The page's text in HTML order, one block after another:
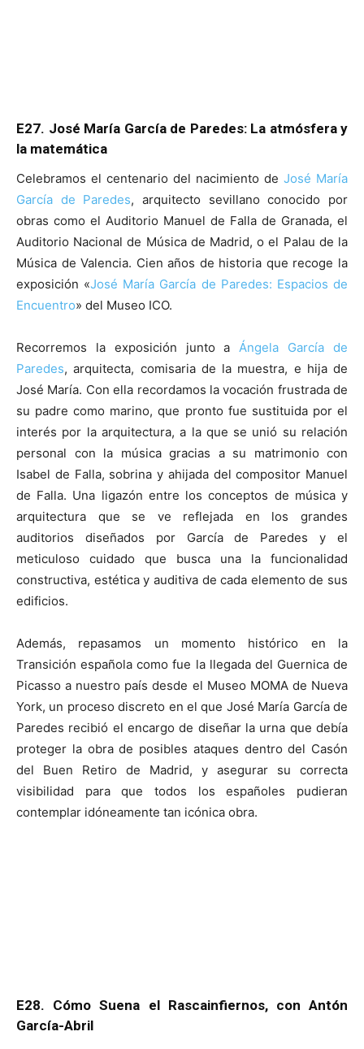
E27. José María García de Paredes: La atmósfera y
la matemática
Celebramos el centenario del nacimiento de José María
García de Paredes, arquitecto sevillano conocido por
obras como el Auditorio Manuel de Falla de Granada, el
Auditorio Nacional de Música de Madrid, o el Palau de la
Música de Valencia. Cien años de historia que recoge la
exposición «José María García de Paredes: Espacios de
Encuentro» del Museo ICO.
Recorremos la exposición junto a Ángela García de
Paredes, arquitecta, comisaria de la muestra, e hija de
José María. Con ella recordamos la vocación frustrada de
su padre como marino, que pronto fue sustituida por el
interés por la arquitectura, a la que se unió su relación
personal con la música gracias a su matrimonio con
Isabel de Falla, sobrina y ahijada del compositor Manuel
de Falla. Una ligazón entre los conceptos de música y
arquitectura que se ve reflejada en los grandes
auditorios diseñados por García de Paredes y el
meticuloso cuidado que busca una la funcionalidad
constructiva, estética y auditiva de cada elemento de sus
edificios.
Además, repasamos un momento histórico en la
Transición española como fue la llegada del Guernica de
Picasso a nuestro país desde el Museo MOMA de Nueva
York, un proceso discreto en el que José María García de
Paredes recibió el encargo de diseñar la urna que debía
proteger la obra de posibles ataques dentro del Casón
del Buen Retiro de Madrid, y asegurar su correcta
visibilidad para que todos los españoles pudieran
contemplar idóneamente tan icónica obra.
E28. Cómo Suena el Rascainfiernos, con Antón
García-Abril